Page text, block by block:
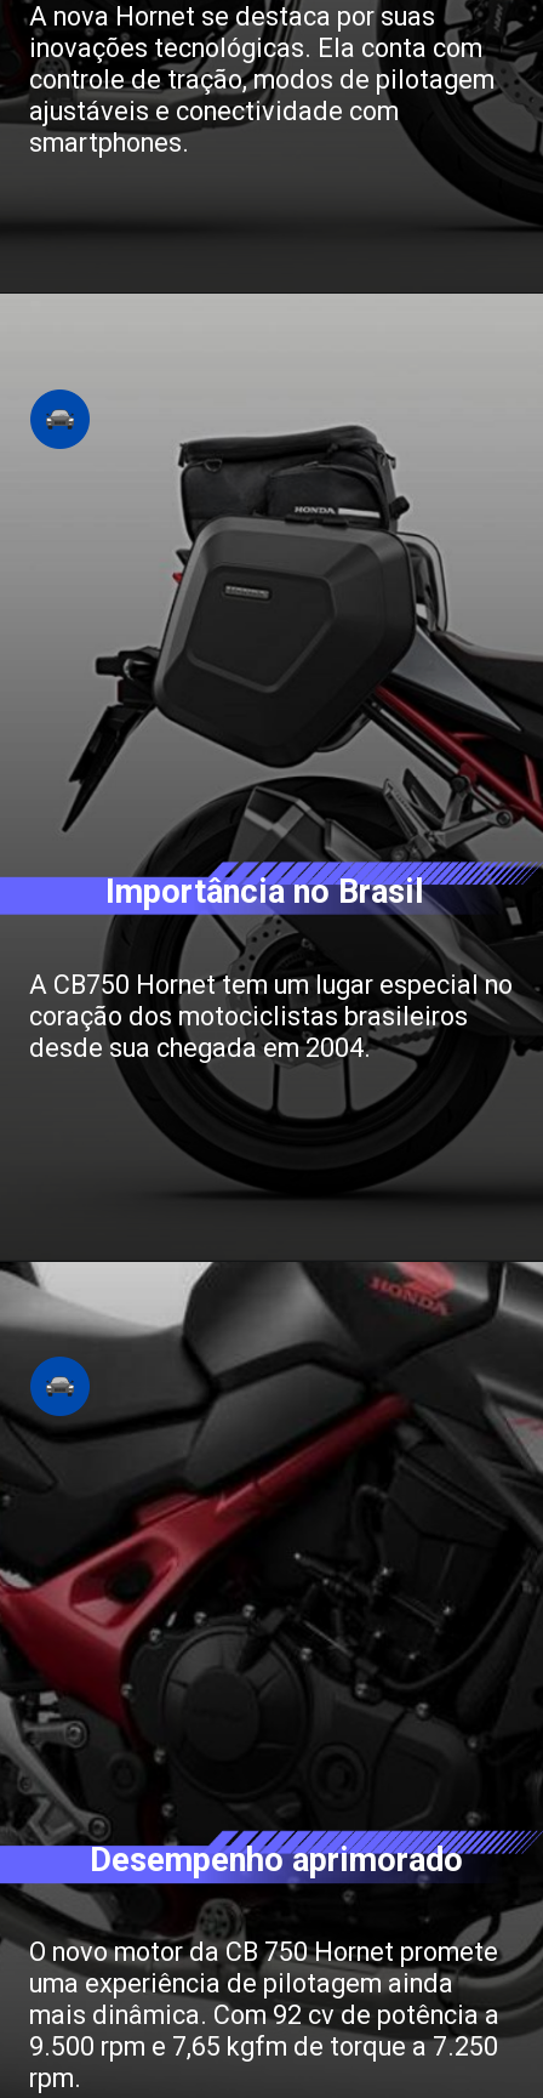
A nova Hornet se destaca por suas
inovações tecnológicas. Ela conta com
controle de tração, modos de pilotagem
ajustáveis e conectividade com
smartphones.
Importância no Brasil
A CB750 Hornet tem um lugar especial no
coração dos motociclistas brasileiros
desde sua chegada em 2004.
https://revistacars.com.br/honda-cb-750-hornet-sera-que-a-nova-naked-chega-ao-brasil-este-ano/
Desempenho aprimorado
O novo motor da CB 750 Hornet promete
uma experiência de pilotagem ainda
mais dinâmica. Com 92 cv de potência a
9.500 rpm e 7,65 kgfm de torque a 7.250
rpm.